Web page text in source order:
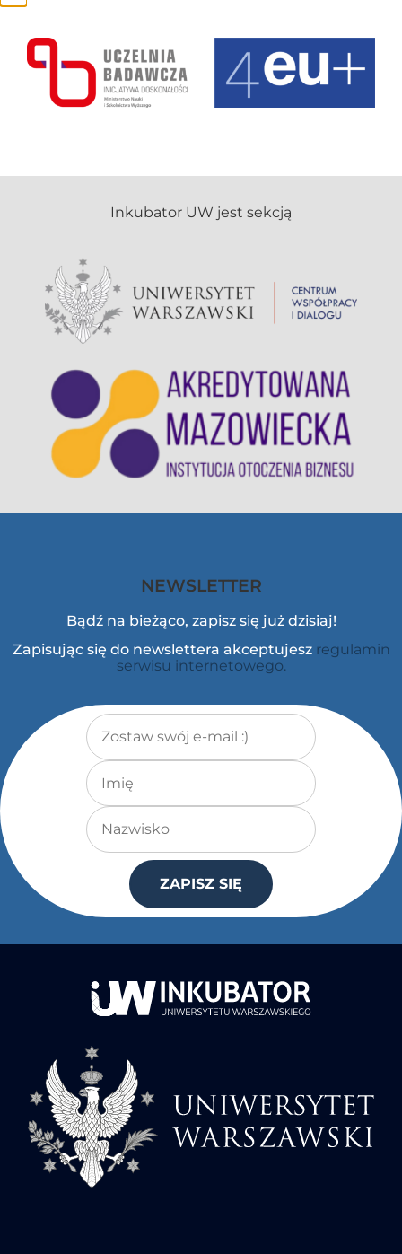
NEWSLETTER
Bądź na bieżąco, zapisz się już dzisiaj!
Zapisując się do newslettera akceptujesz regulamin
serwisu internetowego.
Adres e-mail*
Imię
Nazwisko
ZAPISZ SIĘ